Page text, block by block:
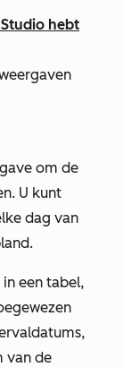
hebt
om de
U kunt
dag van
een tabel,
van de